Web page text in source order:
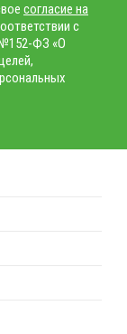
согласие на
с
ФЗ «О